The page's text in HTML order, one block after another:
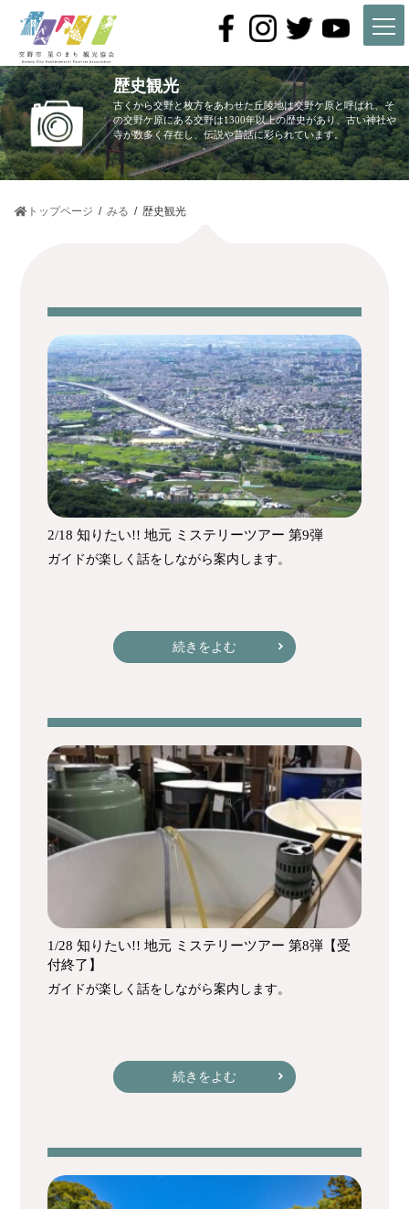
ツ
へ
ス
キ
ッ
プ
シ
ョ
ン
に
移
動
歴史観光
古くから交野と枚方をあわせた丘陵地は交野ケ原と呼ばれ、そ
の交野ケ原にある交野は1300年以上の歴史があり、古い神社や
寺が数多く存在し、伝説や昔話に彩られています。
トップページ みる 歴史観光
2/18 知りたい!! 地元 ミステリーツアー 第9弾
ガイドが楽しく話をしながら案内します。
続きをよむ
1/28 知りたい!! 地元 ミステリーツアー 第8弾【受
付終了】
ガイドが楽しく話をしながら案内します。
続きをよむ